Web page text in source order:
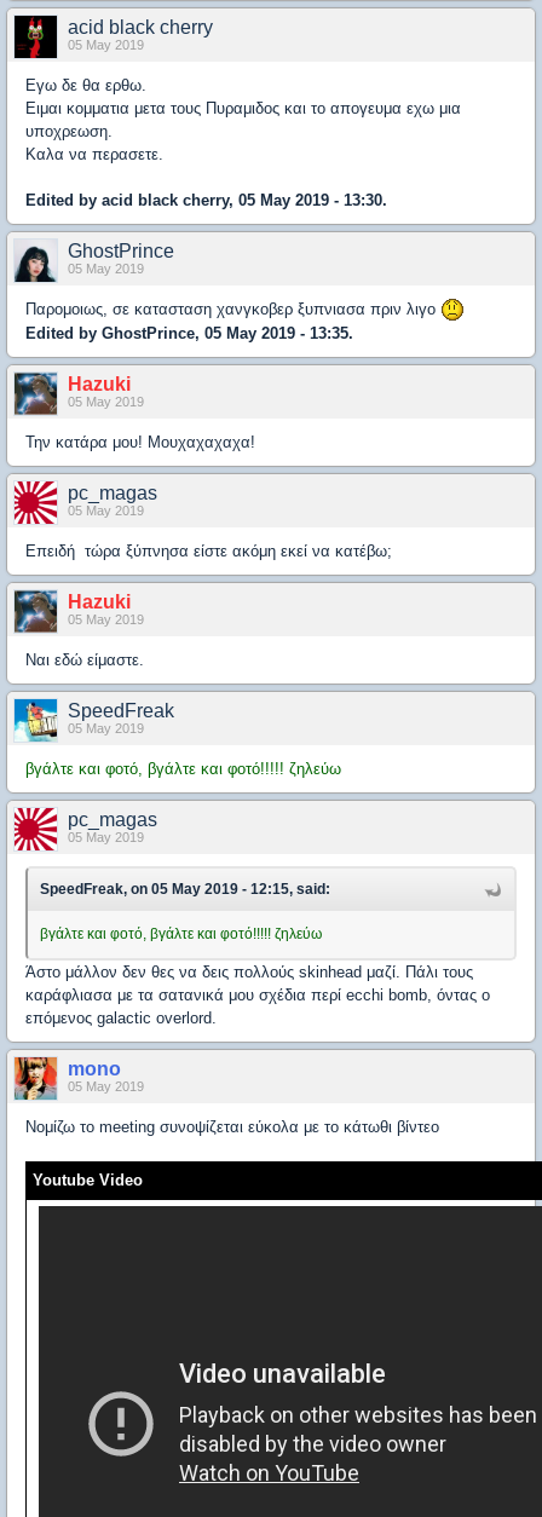
acid black cherry
05 May 2019
Εγω δε θα ερθω.
Ειμαι κομματια μετα τους Πυραμιδος και το απογευμα εχω μια
υποχρεωση.
Καλα να περασετε.
Edited by acid black cherry, 05 May 2019 - 13:30.
GhostPrince
05 May 2019
Παρομοιως, σε κατασταση χανγκοβερ ξυπνιασα πριν λιγο
Edited by GhostPrince, 05 May 2019 - 13:35.
Hazuki
05 May 2019
Την κατάρα μου! Μουχαχαχαχα!
pc_magas
05 May 2019
Επειδή τώρα ξύπνησα είστε ακόμη εκεί να κατέβω;
Hazuki
05 May 2019
Ναι εδώ είμαστε.
SpeedFreak
05 May 2019
βγάλτε και φοτό, βγάλτε και φοτό!!!!! ζηλεύω
pc_magas
05 May 2019
SpeedFreak, on 05 May 2019 - 12:15, said:
βγάλτε και φοτό, βγάλτε και φοτό!!!!! ζηλεύω
Άστο μάλλον δεν θες να δεις πολλούς skinhead μαζί. Πάλι τους
καράφλιασα με τα σατανικά μου σχέδια περί ecchi bomb, όντας ο
επόμενος galactic overlord.
mono
05 May 2019
Νομίζω το meeting συνοψίζεται εύκολα με το κάτωθι βίντεο
Youtube Video